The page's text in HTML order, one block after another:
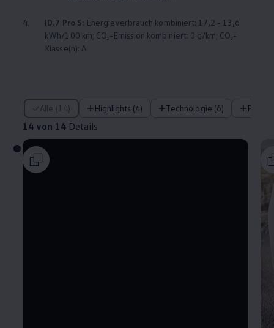
4. ID.7 Pro S: Energieverbrauch kombiniert: 17,2 - 13,6
kWh/100 km; CO₂-Emission kombiniert: 0 g/km; CO₂-
Klasse(n): A.
Alle (14) Highlights (4) Technologie (6)
14 von 14 Details
14 von 14 Details